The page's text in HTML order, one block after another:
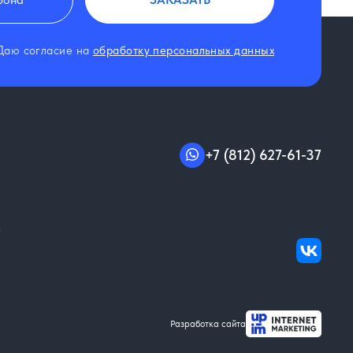
согласие на обработку персональных данных
+7 (812) 627-61-37
Разработка сайта